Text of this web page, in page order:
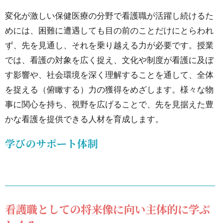
び
の
サ
ポ
ー
ト
体
制
3.1.
して
来像
変化が激しい保健医療の分野で看護職が活躍し続けるた
めには、困難に遭遇しても目の前のことだけにとらわれ
ず、先を見通し、それを乗り越える力が必要です。授業
では、看護の対象を広く捉え、文化や制度が看護に及ぼ
す影響や、社会環境を深く理解することを通して、全体
を捉える（俯瞰する）力の獲得をめざします。様々な物
事に関心を持ち、視野を広げることで、先を見据えた豊
かな看護を提供できる人材を育成します。
学びのサポート体制
看護職としての将来像に向い主体的に学ぶ